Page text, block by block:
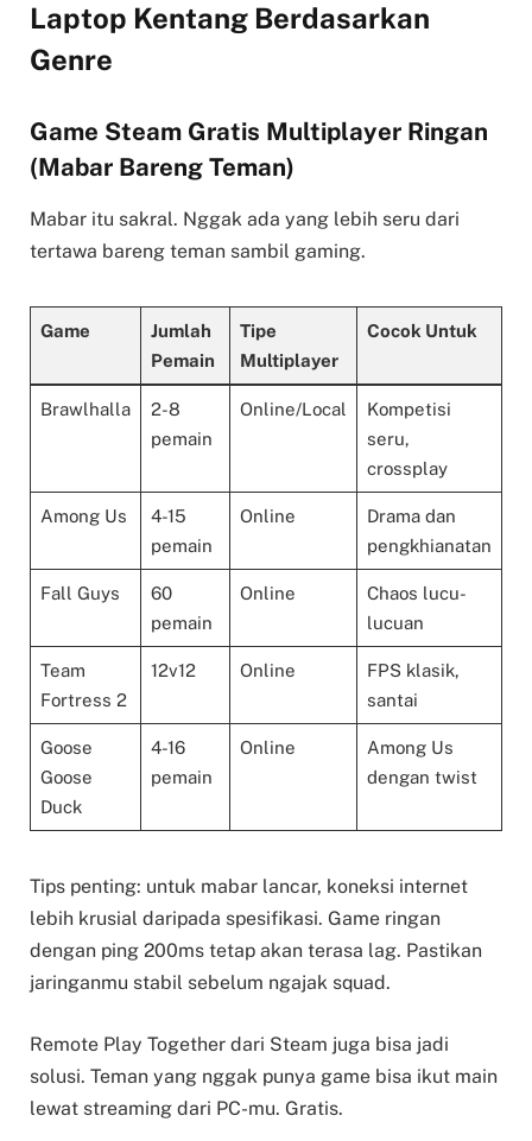
Laptop Kentang Berdasarkan
Genre
Game Steam Gratis Multiplayer Ringan
(Mabar Bareng Teman)
Mabar itu sakral. Nggak ada yang lebih seru dari
tertawa bareng teman sambil gaming.
Game
Jumlah
Pemain
Tipe
Multiplayer
Cocok Untuk
Brawlhalla
2-8
pemain
Online/Local
Kompetisi
seru,
crossplay
Among Us
4-15
pemain
Online
Drama dan
pengkhianatan
Fall Guys
60
pemain
Online
Chaos lucu-
lucuan
Team
Fortress 2
12v12 Online
FPS klasik,
santai
Goose
Goose
Duck
4-16
pemain
Online
Among Us
dengan twist
Tips penting: untuk mabar lancar, koneksi internet
lebih krusial daripada spesifikasi. Game ringan
dengan ping 200ms tetap akan terasa lag. Pastikan
jaringanmu stabil sebelum ngajak squad.
Remote Play Together dari Steam juga bisa jadi
solusi. Teman yang nggak punya game bisa ikut main
lewat streaming dari PC-mu. Gratis.